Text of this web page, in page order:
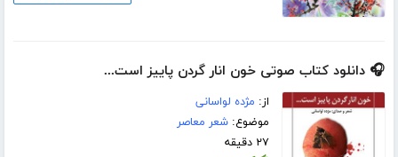
🎧 دانلود کتاب صوتی خون انار گردن پاییز است...
از: مژده لواسانی
موضوع:شعر معاصر
۲۷ دقیقه